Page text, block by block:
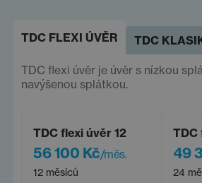
TDC FLEXI ÚVĚR TDC
TDC flexi úvěr je úvěr s nízkou
navýšenou splátkou.
TDC flexi úvěr 12
56 100 Kč/měs.
12 měsíců
TDC
49
24